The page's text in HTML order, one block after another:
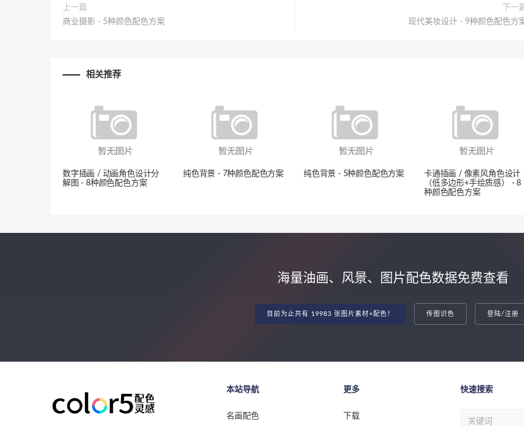
上一篇
商业摄影 - 5种颜色配色方案
下一
现代美妆设计 - 9种颜色配色方
相关推荐
数字插画 / 动画角色设计分
解图 - 8种颜色配色方案
纯色背景 - 7种颜色配色方案 纯色背景 - 5种颜色配色方案
卡通插画 / 像素风角色设计
（低多边形+手绘质感） - 8
种颜色配色方案
海量油画、风景、图片配色数据免费查看
目前为止共有 19983 张图片素材+配色！ 传图识色 登陆/注册
本站导航
名画配色
更多
下载
快速搜索